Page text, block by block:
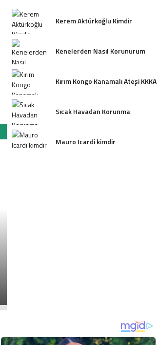
Kerem Aktürkoğlu Kimdir
Kenelerden Nasıl Korunurum
Kırım Kongo Kanamalı Ateşi KKKA
Sıcak Havadan Korunma
Mauro Icardi kimdir